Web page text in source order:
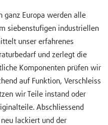
ganz Europa werden alle
siebenstufigen industriellen
unser erfahrenes
und zerlegt die
Komponenten prüfen wir
auf Funktion, Verschleiss
wir Teile instand oder
Abschliessend
lackiert und der